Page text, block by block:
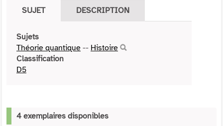
SUJET DESCRIPTION
Sujets
Théorie quantique -- Histoire
Classification
D5
4 exemplaires disponibles